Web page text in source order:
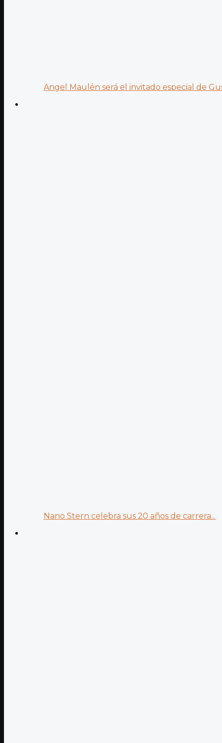
Angel Maulén será el invitado especial de
Nano Stern celebra sus 20 años de carrera...